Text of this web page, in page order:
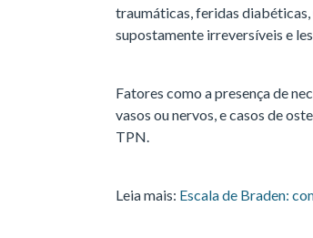
traumáticas, feridas diabéticas,
supostamente irreversíveis e
Fatores como a presença de
vasos ou nervos, e casos de
TPN.
Leia mais: Escala de Braden: